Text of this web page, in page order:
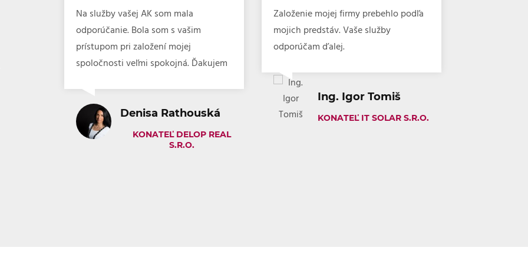
Na služby vašej AK som mala
odporúčanie. Bola som s vašim
prístupom pri založení mojej
spoločnosti veľmi spokojná. Ďakujem
Denisa Rathouská
KONATEĽ DELOP REAL
S.R.O.
Založenie mojej firmy prebehlo podľa
mojich predstáv. Vaše služby
odporúčam ďalej.
Ing. Igor Tomiš
KONATEĽ IT SOLAR S.R.O.